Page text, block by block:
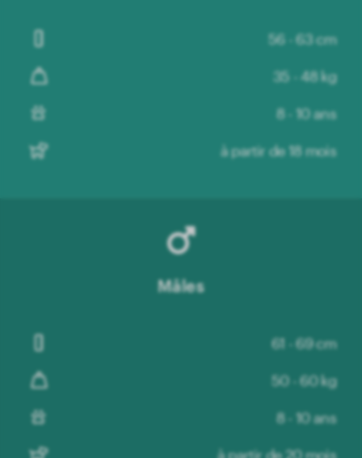
56 - 63 cm
35 - 48 kg
8 - 10 ans
à partir de 18 mois
Mâles
61 - 69 cm
50 - 60 kg
8 - 10 ans